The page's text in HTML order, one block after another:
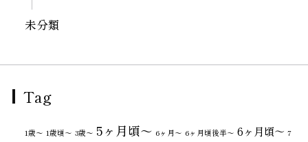
未分類
Tag
1歳〜 1歳頃～ 3歳〜 5ヶ月頃～ 6ヶ月〜 6ヶ月頃後半～ 6ヶ月頃～ 7